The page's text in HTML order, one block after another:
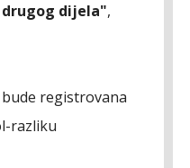
dijela",
registrovana
razliku